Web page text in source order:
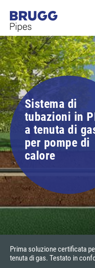
Sistema di
tubazioni in
a tenuta di
per pompe di
calore
Prima soluzione certificata
tenuta di gas. Testato in